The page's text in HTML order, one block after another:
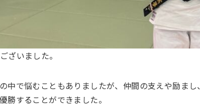
ざいました。
中で悩むこともありましたが、仲間の支えや励ま
勝することができました。